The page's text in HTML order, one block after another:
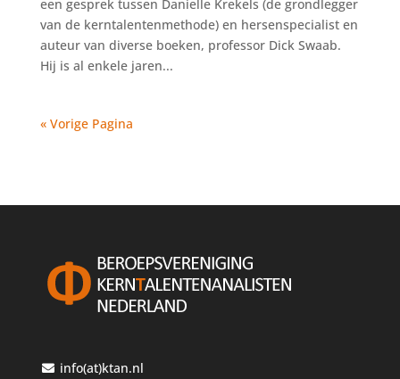
een gesprek tussen Danielle Krekels (de grondlegger
van de kerntalentenmethode) en hersenspecialist en
auteur van diverse boeken, professor Dick Swaab.
Hij is al enkele jaren...
« Vorige Pagina
info(at)ktan.nl